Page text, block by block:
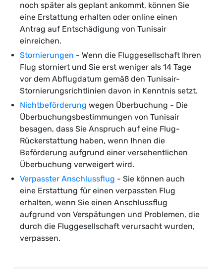
noch später als geplant ankommt, können Sie
eine Erstattung erhalten oder online einen
Antrag auf Entschädigung von Tunisair
einreichen.
Stornierungen - Wenn die Fluggesellschaft Ihren
Flug storniert und Sie erst weniger als 14 Tage
vor dem Abflugdatum gemäß den Tunisair-
Stornierungsrichtlinien davon in Kenntnis setzt.
Nichtbeförderung wegen Überbuchung - Die
Überbuchungsbestimmungen von Tunisair
besagen, dass Sie Anspruch auf eine Flug-
Rückerstattung haben, wenn Ihnen die
Beförderung aufgrund einer versehentlichen
Überbuchung verweigert wird.
Verpasster Anschlussflug - Sie können auch
eine Erstattung für einen verpassten Flug
erhalten, wenn Sie einen Anschlussflug
aufgrund von Verspätungen und Problemen, die
durch die Fluggesellschaft verursacht wurden,
verpassen.